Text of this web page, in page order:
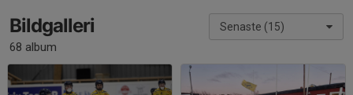
Senaste (15)
Bildgalleri
68 album